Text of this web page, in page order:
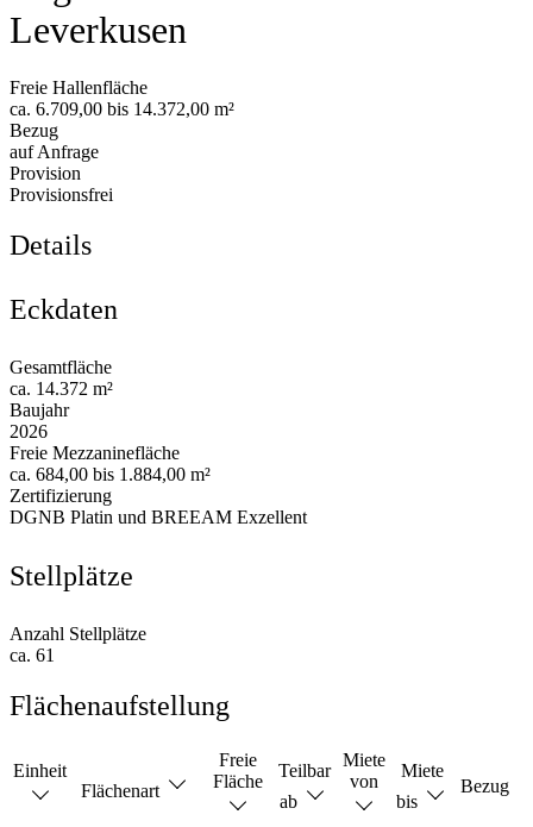
Leverkusen
Freie Hallenfläche
ca. 6.709,00 bis 14.372,00 m²
Bezug
auf Anfrage
Provision
Provisionsfrei
Details
Eckdaten
Gesamtfläche
ca. 14.372 m²
Baujahr
2026
Freie Mezzaninefläche
ca. 684,00 bis 1.884,00 m²
Zertifizierung
DGNB Platin und BREEAM Exzellent
Stellplätze
Anzahl Stellplätze
ca. 61
Flächenaufstellung
Einheit
Flächenart
Freie
Fläche
Teilbar
ab
Miete
von
Miete
bis
Bezug